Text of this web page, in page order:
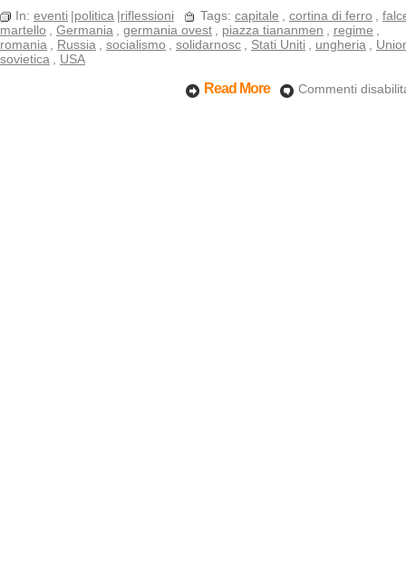
In: eventi |politica |riflessioni Tags: capitale cortina di ferro
martello
Germania germania ovest piazza tiananmen regime
romania
Russia socialismo solidarnosc Stati Uniti ungheria
sovietica
USA
Read More Commenti